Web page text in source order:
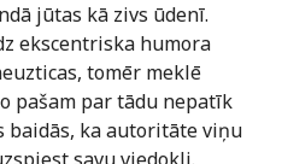
jūtas kā zivs ūdenī.
ekscentriska humora
tomēr meklē
pašam par tādu nepatīk
baidās, ka autoritāte viņu